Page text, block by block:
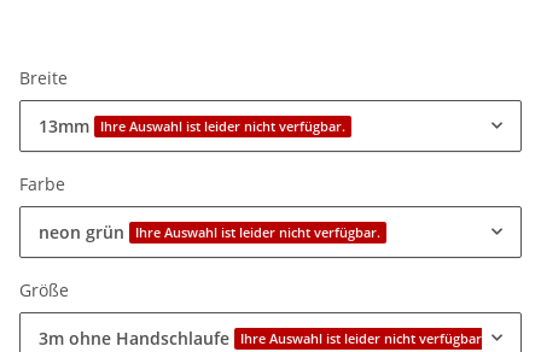
Breite
13mm Ihre Auswahl ist leider nicht verfügbar.
Farbe
neon grün Ihre Auswahl ist leider nicht verfügbar.
Größe
3m ohne Handschlaufe Ihre Auswahl ist leider nicht verfügbar.